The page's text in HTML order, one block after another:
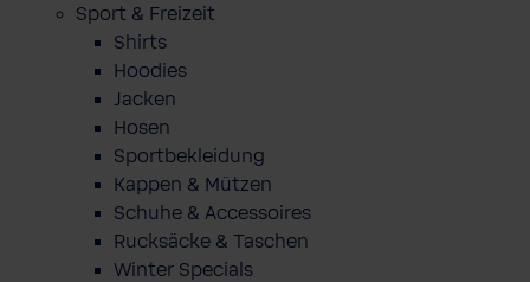
Sport & Freizeit
Shirts
Hoodies
Jacken
Hosen
Sportbekleidung
Kappen & Mützen
Schuhe & Accessoires
Rucksäcke & Taschen
Winter Specials